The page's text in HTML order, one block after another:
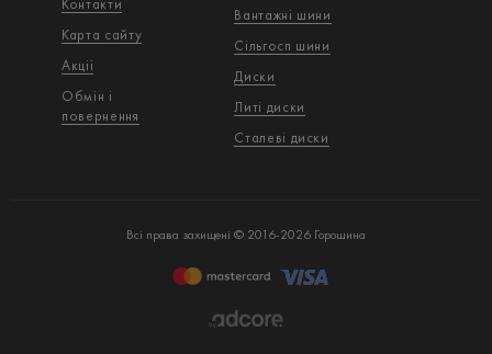
Контакти
Карта сайту
Акції
Обмін і
повернення
Вантажнi шини
Сільгосп шини
Диски
Литі диски
Сталеві диски
Всі права захищені © 2016-2026 Горошина